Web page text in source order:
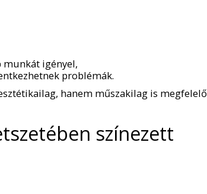
munkát igényel,
problémák.
hanem műszakilag is megfelelő
színezett